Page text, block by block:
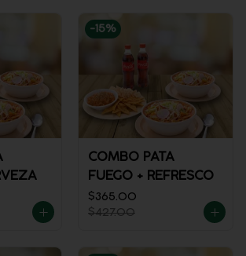
-15%
COMBO PATA
FUEGO + REFRESCO
$365.00
$427.00